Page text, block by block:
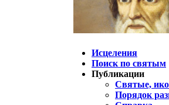
Исцеления
Поиск по святым
Публикации
Святые,
Порядок